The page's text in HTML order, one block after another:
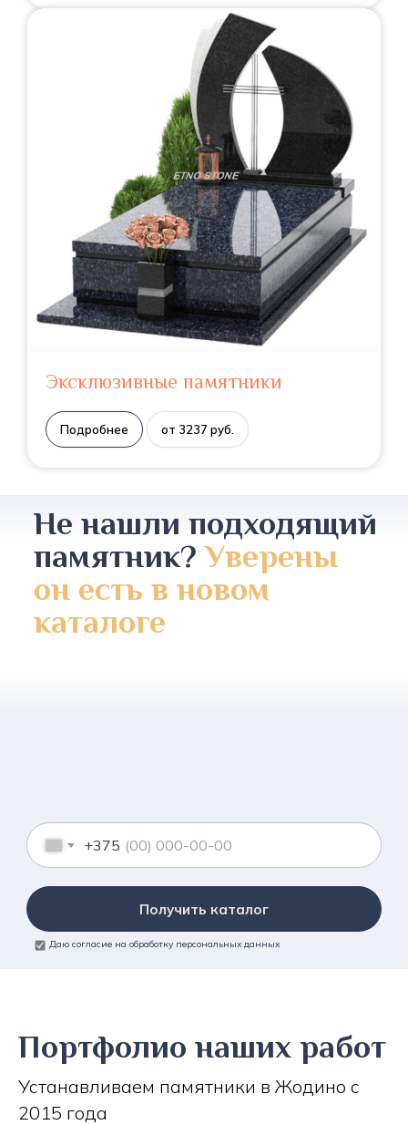
Эксклюзивные памятники
Подробнее от 3237 руб.
Не нашли подходящий
памятник?Уверены
он есть в новом
каталоге
+375
Получить каталог
Даю согласие на обработку персональных данных
Портфолио наших работ
Устанавливаем памятники в Жодино с
2015 года